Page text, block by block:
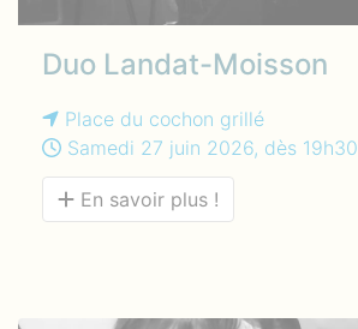
Duo Landat-Moisson
Place du cochon grillé
Samedi 27 juin 2026, dès 19h30
En savoir plus !